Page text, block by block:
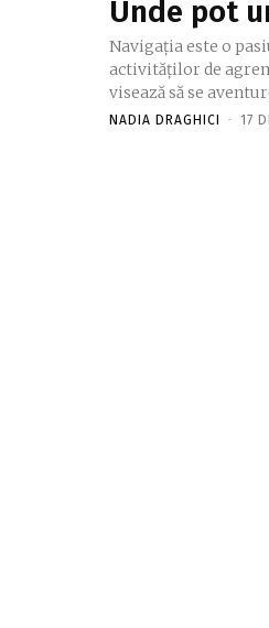
Unde pot
Navigația este o
activităților de
visează să se
NADIA DRAGHICI - 17